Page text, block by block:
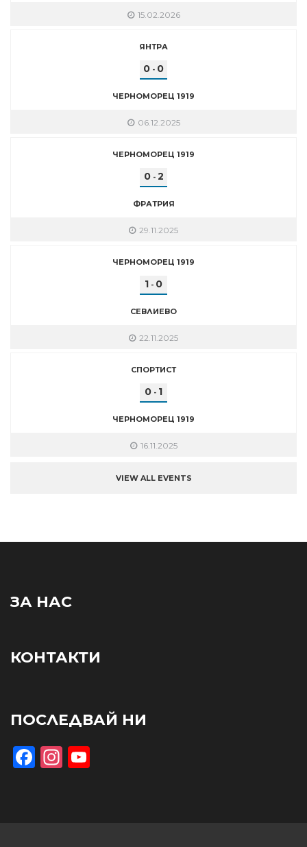
15.02.2026
ЯНТРА
0 - 0
ЧЕРНОМОРЕЦ 1919
06.12.2025
ЧЕРНОМОРЕЦ 1919
0- 2
ФРАТРИЯ
29.11.2025
ЧЕРНОМОРЕЦ 1919
1 - 0
СЕВЛИЕВО
22.11.2025
СПОРТИСТ
0 - 1
ЧЕРНОМОРЕЦ 1919
16.11.2025
VIEW ALL EVENTS
ЗА НАС
КОНТАКТИ
ПОСЛЕДВАЙ НИ
Facebook
Instagram